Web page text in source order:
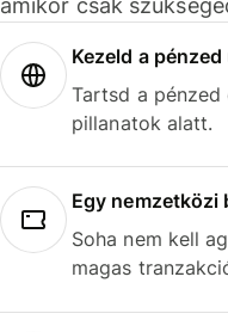
Kezeld a
Tartsd a pénzed
pillanatok alatt.
Egy nemzetközi
Soha nem kell
magas